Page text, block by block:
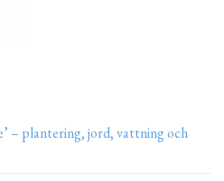
– plantering, jord, vattning och